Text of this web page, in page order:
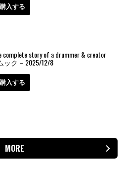
入する
complete story of a drummer & creator
ック – 2025/12/8
入する
MORE